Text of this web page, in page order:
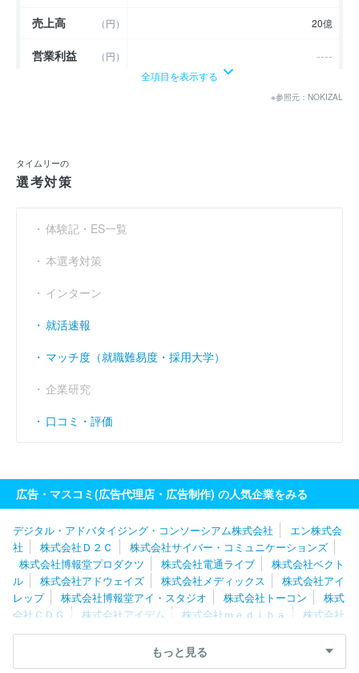
売上高
（円） 20億
営業利益 （円） ----
売上伸び率
営業利益率 （％）
経常利益率 （％）
全項目を表示する
※参照元：NOKIZAL
タイムリーの
選考対策
体験記・ES一覧
本選考対策
インターン
就活速報
マッチ度（就職難易度・採用大学）
企業研究
口コミ・評価
広告・マスコミ(広告代理店・広告制作) の人気企業をみる
デジタル・アドバタイジング・コンソーシアム株式会社
エン株式会
社
株式会社Ｄ２Ｃ
株式会社サイバー・コミュニケーションズ
株式会社博報堂プロダクツ
株式会社電通ライブ
株式会社ベクト
ル
株式会社アドウェイズ 株式会社メディックス
株式会社アイ
レップ
株式会社博報堂アイ・スタジオ 株式会社トーコン
株式
会社ＣＤＧ
株式会社アイデム 株式会社ｍｅｄｉｂａ
株式会社
新東通信
株式会社読売広告社 株式会社エクスクリエ
株式会社
株式会社サニーサイドアップグループ
株式会社アルフ
ァ
もっと見る